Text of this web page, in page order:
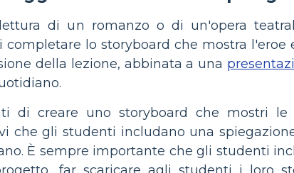
di un romanzo o di un'opera
lo storyboard che mostra l'eroe
della lezione, abbinata a una
di creare uno storyboard che mostri
che gli studenti includano una
È sempre importante che gli studenti